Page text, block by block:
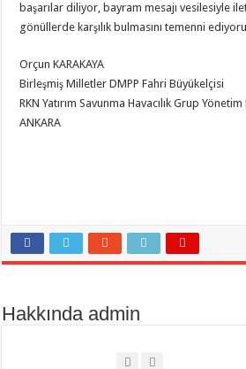
başarılar diliyor, bayram mesajı vesilesiyle
gönüllerde karşılık bulmasını temenni
Orçun KARAKAYA
Birleşmiş Milletler DMPP Fahri Büyükelçisi
RKN Yatırım Savunma Havacılık Grup
ANKARA
Hakkında admin